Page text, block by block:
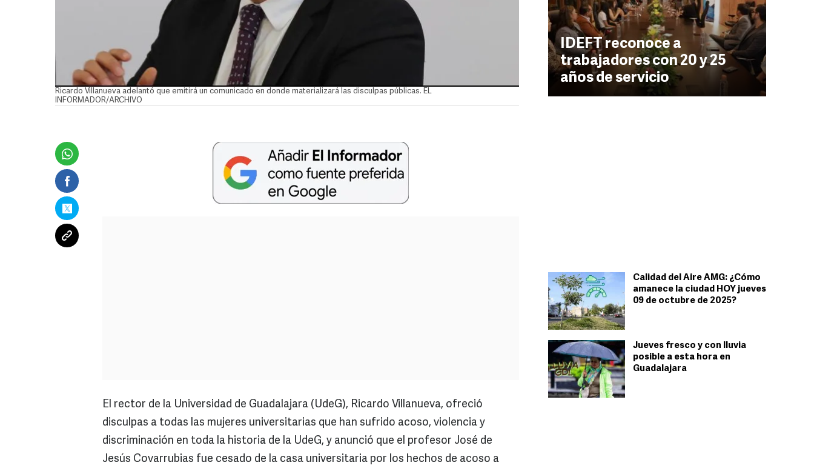
IDEFT reconoce a
trabajadores con 20 y 25
años de servicio
Calidad del Aire AMG: ¿Cómo
amanece la ciudad HOY jueves
09 de octubre de 2025?
Jueves fresco y con lluvia
posible a esta hora en
Guadalajara
Ricardo Villanueva adelantó que emitirá un comunicado en donde materializará las disculpas públicas. EL
INFORMADOR/ARCHIVO
El rector de la Universidad de Guadalajara (UdeG), Ricardo Villanueva, ofreció
disculpas a todas las mujeres universitarias que han sufrido acoso, violencia y
discriminación en toda la historia de la UdeG, y anunció que el profesor José de
Jesús Covarrubias fue cesado de la casa universitaria por los hechos de acoso a